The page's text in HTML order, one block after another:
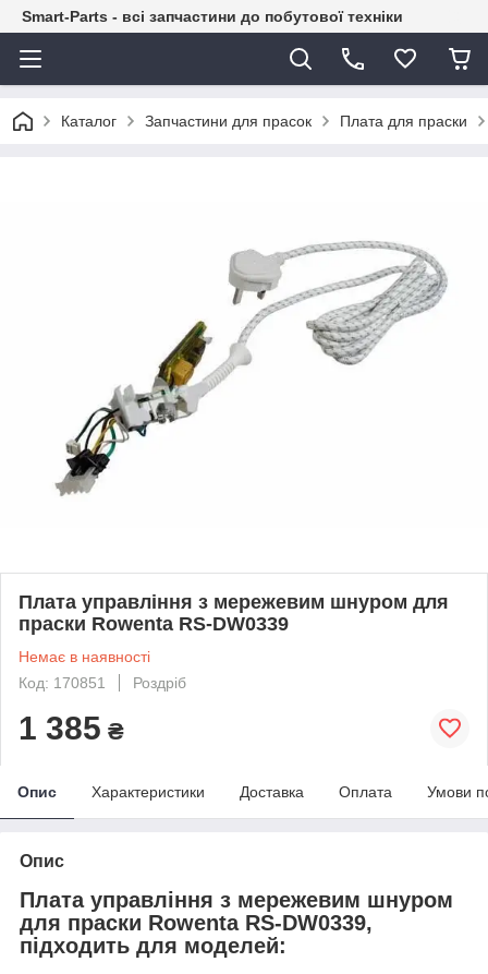
Smart-Parts - всі запчастини до побутової техніки
Каталог Запчастини для прасок Плата для праски
Плата управління з мережевим шнуром для
праски Rowenta RS-DW0339
Немає в наявності
Код: 170851
Роздріб
1 385 ₴
Опис Характеристики Доставка Оплата Умови
Опис
Плата управління з мережевим шнуром
для праски Rowenta RS-DW0339,
підходить для моделей: